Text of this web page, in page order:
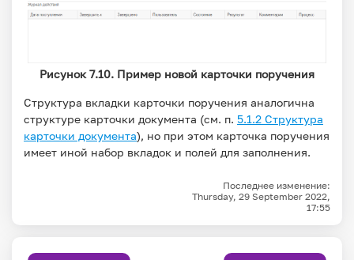
Рисунок 7.10. Пример новой карточки поручения
Структура вкладки карточки поручения аналогична
структуре карточки документа (см. п. 5.1.2 Структура
карточки документа), но при этом карточка поручения
имеет иной набор вкладок и полей для заполнения.
Последнее изменение:
Thursday, 29 September 2022,
17:55